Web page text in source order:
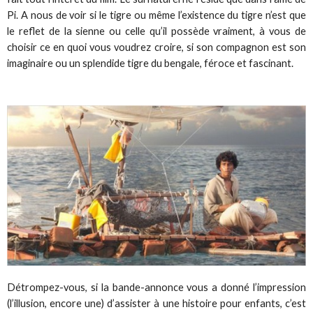
Pi. A nous de voir si le tigre ou même l’existence du tigre n’est que
le reflet de la sienne ou celle qu’il possède vraiment, à vous de
choisir ce en quoi vous voudrez croire, si son compagnon est son
imaginaire ou un splendide tigre du bengale, féroce et fascinant.
Détrompez-vous, si la bande-annonce vous a donné l’impression
(l’illusion, encore une) d’assister à une histoire pour enfants, c’est